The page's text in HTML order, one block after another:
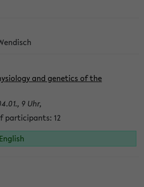
and genetics of the
9 Uhr,
participants: 12